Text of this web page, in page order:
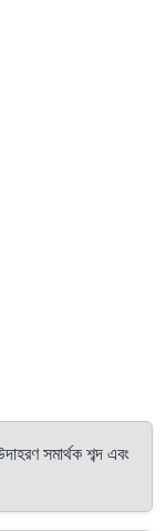
সমার্থক শব্দ এবং